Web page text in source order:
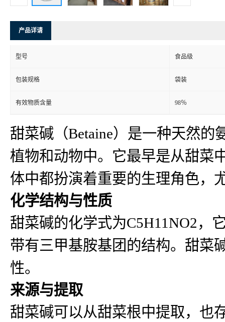
产品详请
型号 食品级
包装规格 袋装
有效物质含量 98％
甜菜碱（Betaine）是一种天然
植物和动物中。它最早是从甜菜
体中都扮演着重要的生理角色，
化学结构与性质
甜菜碱的化学式为C5H11NO2，
带有三甲基胺基团的结构。甜菜
性。
来源与提取
甜菜碱可以从甜菜根中提取，也